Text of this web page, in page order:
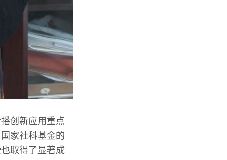
创新应用重点
家社科基金的
取得了显著成